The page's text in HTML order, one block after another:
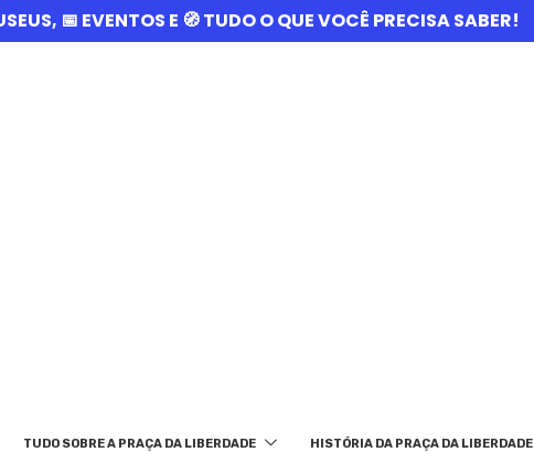
📅 EVENTOS E 🧭 TUDO O QUE VOCÊ PRECISA SABER!
TUDO SOBRE A PRAÇA DA LIBERDADE HISTÓRIA DA PRAÇA DA LIBERDADE